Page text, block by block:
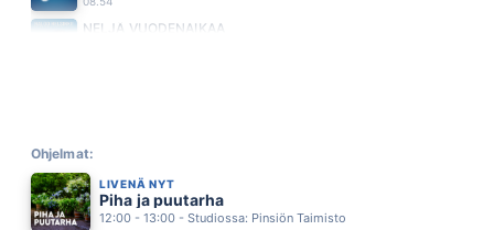
NELJÄ VUODENAIKAA
TEFLON BROTHERS
SUOMALAISII UNELMII
TUURE KILPELÄINEN
08.35
Ohjelmat:
LIVENÄ NYT
Piha ja puutarha
12:00 - 13:00 - Studiossa: Pinsiön Taimisto